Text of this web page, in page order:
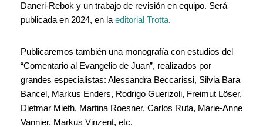
Daneri-Rebok y un trabajo de revisión en equipo. Será
publicada en 2024, en la editorial Trotta.
Publicaremos también una monografía con estudios del
“Comentario al Evangelio de Juan”, realizados por
grandes especialistas: Alessandra Beccarissi, Silvia Bara
Bancel, Markus Enders, Rodrigo Guerizoli, Freimut Löser,
Dietmar Mieth, Martina Roesner, Carlos Ruta, Marie-Anne
Vannier, Markus Vinzent, etc.